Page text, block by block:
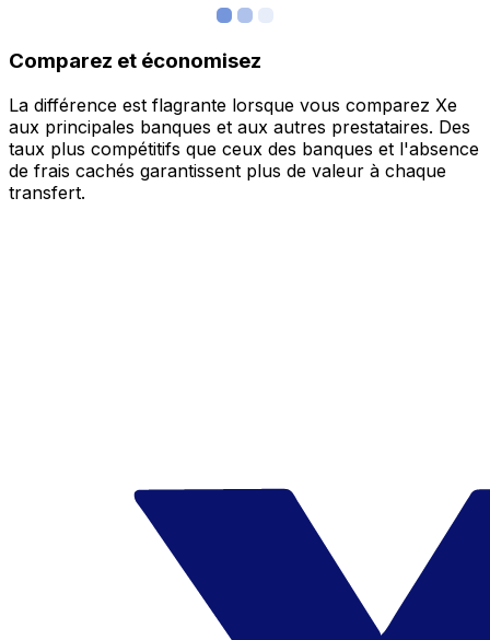
Comparez et économisez
La différence est flagrante lorsque vous comparez Xe
aux principales banques et aux autres prestataires. Des
taux plus compétitifs que ceux des banques et l'absence
de frais cachés garantissent plus de valeur à chaque
transfert.